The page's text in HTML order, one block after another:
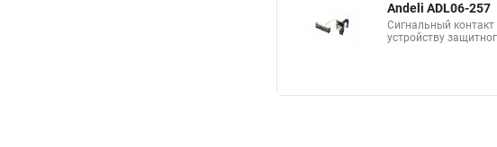
Andeli ADL06-257
Сигнальный
устройству